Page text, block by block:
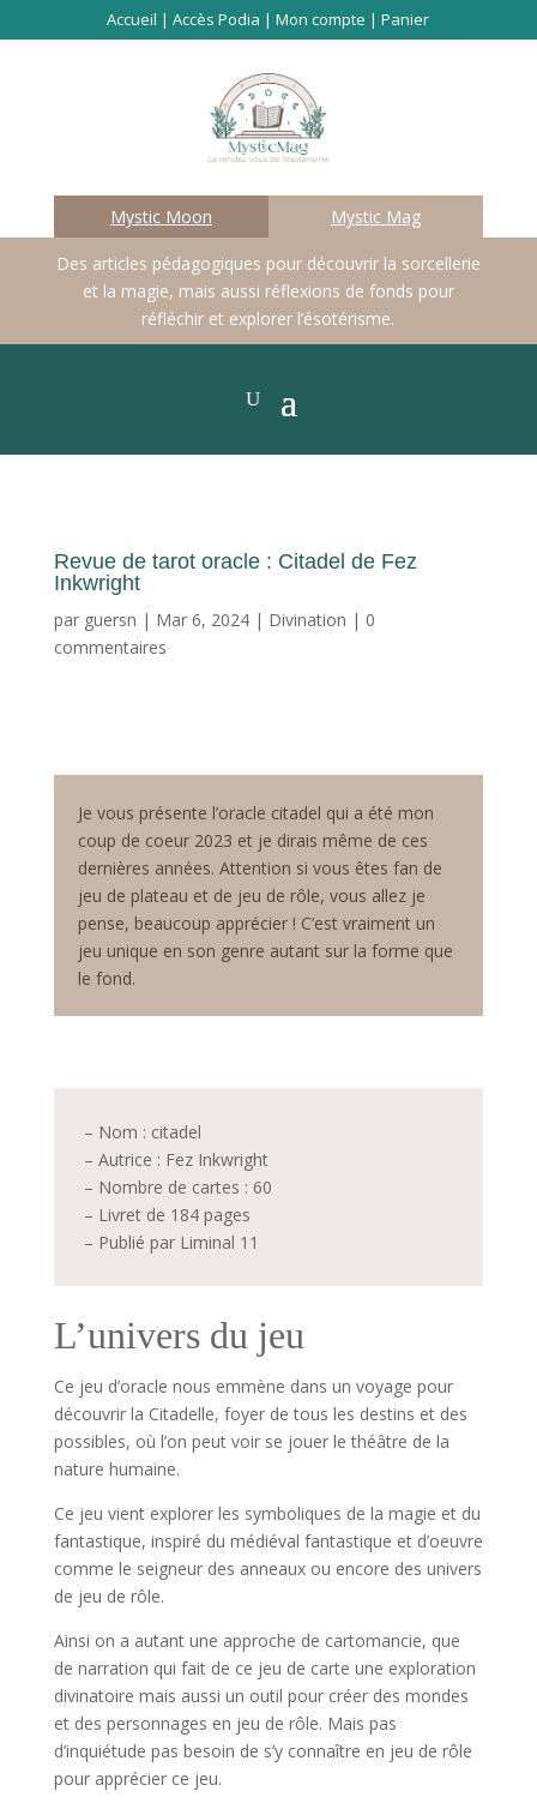
Accueil |Accès Podia |Mon compte |Panier
Mystic Moon Mystic Mag
Des articles pédagogiques pour découvrir la sorcellerie
et la magie, mais aussi réflexions de fonds pour
réfléchir et explorer l’ésotérisme.
Revue de tarot oracle : Citadel de Fez
Inkwright
par guersn | Mar 6, 2024| Divination | 0
commentaires
Je vous présente l’oracle citadel qui a été mon
coup de coeur 2023 et je dirais même de ces
dernières années. Attention si vous êtes fan de
jeu de plateau et de jeu de rôle, vous allez je
pense, beaucoup apprécier ! C’est vraiment un
jeu unique en son genre autant sur la forme que
le fond.
– Nom : citadel
– Autrice : Fez Inkwright
– Nombre de cartes : 60
– Livret de 184 pages
– Publié par Liminal 11
L’univers du jeu
Ce jeu d’oracle nous emmène dans un voyage pour
découvrir la Citadelle, foyer de tous les destins et des
possibles, où l’on peut voir se jouer le théâtre de la
nature humaine.
Ce jeu vient explorer les symboliques de la magie et du
fantastique, inspiré du médiéval fantastique et d’oeuvre
comme le seigneur des anneaux ou encore des univers
de jeu de rôle.
Ainsi on a autant une approche de cartomancie, que
de narration qui fait de ce jeu de carte une exploration
divinatoire mais aussi un outil pour créer des mondes
et des personnages en jeu de rôle. Mais pas
d’inquiétude pas besoin de s’y connaître en jeu de rôle
pour apprécier ce jeu.